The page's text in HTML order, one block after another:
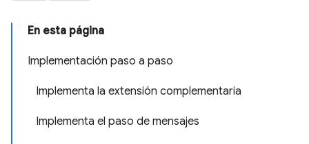
En esta página
Implementación paso a paso
Implementa la extensión complementaria
Implementa el paso de mensajes